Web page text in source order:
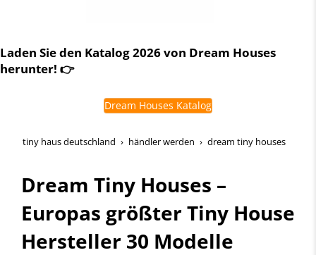
Laden Sie den Katalog 2026 von Dream Houses
herunter! 👉
Dream Houses Katalog
tiny haus deutschland händler werden dream tiny houses
Dream Tiny Houses –
Europas größter Tiny House
Hersteller 30 Modelle